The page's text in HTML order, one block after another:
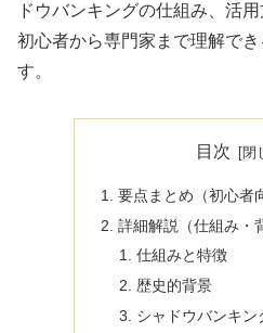
ドウバンキングの仕組み、活
初心者から専門家まで理解で
す。
目次
要点まとめ（初心者
詳細解説（仕組み・
仕組みと特徴
歴史的背景
シャドウバンキン